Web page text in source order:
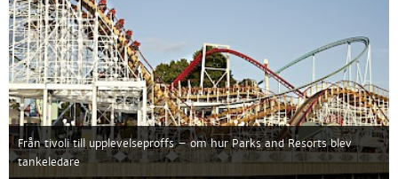
Från tivoli till upplevelseproffs – om hur Parks and Resorts blev
tankeledare